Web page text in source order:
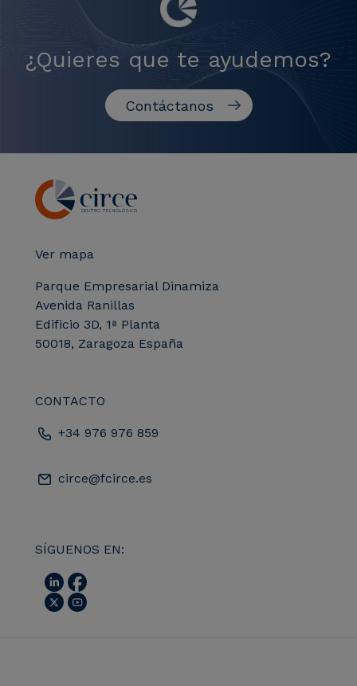
¿Quieres que te ayudemos?
Contáctanos
Ver mapa
Parque Empresarial Dinamiza
Avenida Ranillas
Edificio 3D, 1ª Planta
50018, Zaragoza España
CONTACTO
+34 976 976 859
circe@fcirce.es
SÍGUENOS EN: